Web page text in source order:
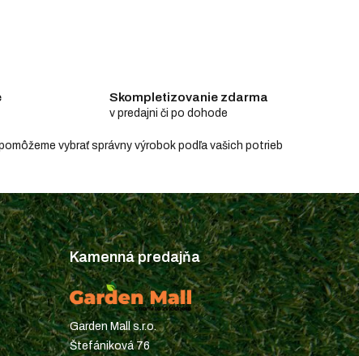
Skompletizovanie zdarma
v predajni či po dohode
vybrať správny výrobok podľa vašich potrieb
Kamenná predajňa
Garden Mall s.r.o.
Štefániková 76